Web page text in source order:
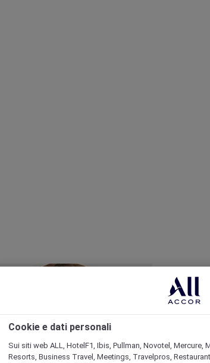
Cookie e dati personali
Sui siti web ALL, HotelF1, Ibis, Pullman, Novotel, Mercure,
Resorts, Business Travel, Meetings, Travelpros,